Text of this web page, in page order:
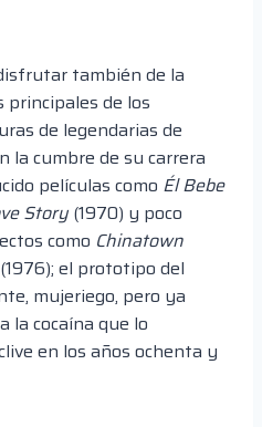
también de la
principales de los
de legendarias de
la cumbre de su carrera
películas como Él Bebe
Story(1970) y poco
como Chinatown
(1976); el prototipo del
mujeriego, pero ya
la cocaína que lo
en los años ochenta y